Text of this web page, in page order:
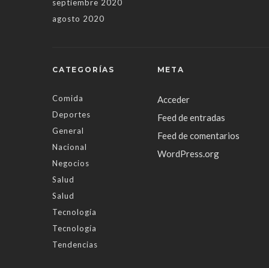
septiembre 2020
agosto 2020
CATEGORÍAS
Comida
Deportes
General
Nacional
Negocios
Salud
Salud
Tecnología
Tecnología
Tendencias
META
Acceder
Feed de entradas
Feed de comentarios
WordPress.org